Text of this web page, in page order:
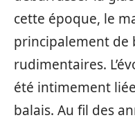
cette époque, le
principalement de
rudimentaires.
été intimement
balais. Au fil des